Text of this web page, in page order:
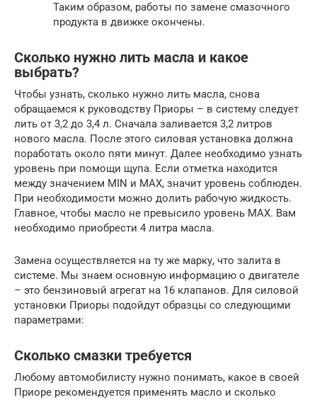
Таким образом, работы по замене смазочного
продукта в движке окончены.
Сколько нужно лить масла и какое
выбрать?
Чтобы узнать, сколько нужно лить масла, снова
обращаемся к руководству Приоры – в систему следует
лить от 3,2 до 3,4 л. Сначала заливается 3,2 литров
нового масла. После этого силовая установка должна
поработать около пяти минут. Далее необходимо узнать
уровень при помощи щупа. Если отметка находится
между значением MIN и MAX, значит уровень соблюден.
При необходимости можно долить рабочую жидкость.
Главное, чтобы масло не превысило уровень MAX. Вам
необходимо приобрести 4 литра масла.
Замена осуществляется на ту же марку, что залита в
системе. Мы знаем основную информацию о двигателе
– это бензиновый агрегат на 16 клапанов. Для силовой
установки Приоры подойдут образцы со следующими
параметрами:
Сколько смазки требуется
Любому автомобилисту нужно понимать, какое в своей
Приоре рекомендуется применять масло и сколько